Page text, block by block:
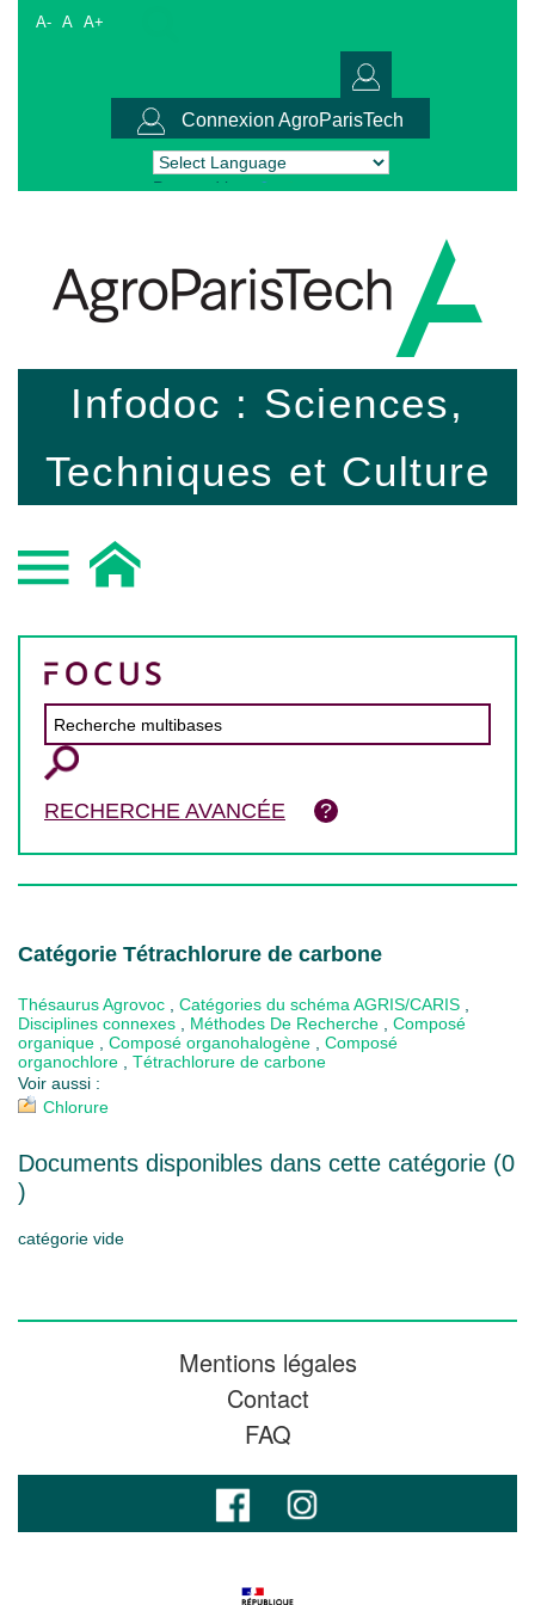
A- A A+
Connexion AgroParisTech
Powered by Translate
Infodoc : Sciences,
Techniques et Culture
RECHERCHE AVANCÉE
Catégorie Tétrachlorure de carbone
Thésaurus Agrovoc Catégories du schéma AGRIS/CARIS
Disciplines connexes
Méthodes De Recherche
Composé
organique
Composé organohalogène
Composé
organochlore
Tétrachlorure de carbone
Voir aussi :
Chlorure
Documents disponibles dans cette catégorie (0
)
catégorie vide
Mentions légales
Contact
FAQ